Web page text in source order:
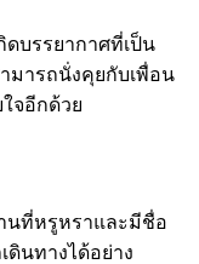
บรรยากาศที่เป็น
มารถนั่งคุยกับเพื่อน
จอีกด้วย
นที่หรูหราและมีชื่อ
ดินทางได้อย่าง